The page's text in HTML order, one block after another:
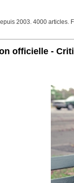
2003. 4000
officielle -